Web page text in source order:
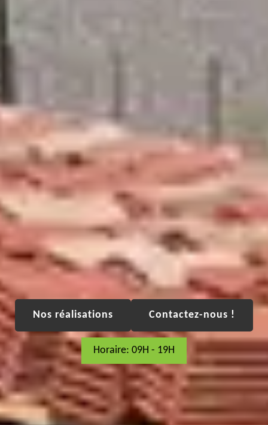
Nos réalisations Contactez-nous !
Horaire: 09H - 19H